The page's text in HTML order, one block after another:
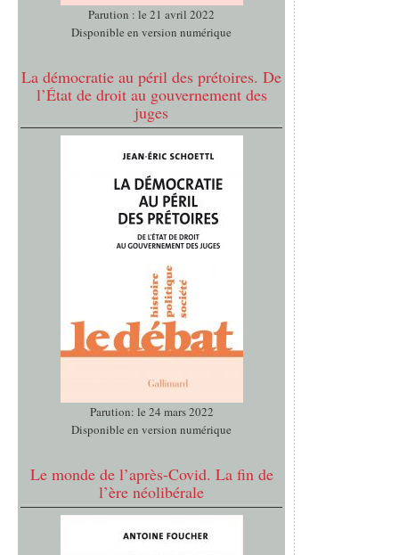
Parution : le 21 avril 2022
Disponible en version numérique
La démocratie au péril des prétoires. De
l’État de droit au gouvernement des
juges
Parution: le 24 mars 2022
Disponible en version numérique
Le monde de l’après-Covid. La fin de
l’ère néolibérale